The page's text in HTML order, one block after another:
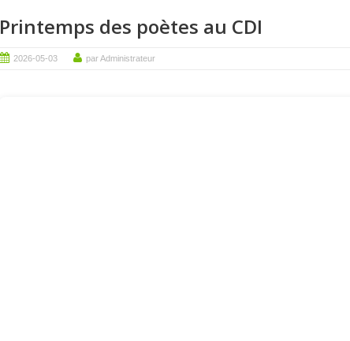
Printemps des poètes au CDI
2026-05-03 par Administrateur